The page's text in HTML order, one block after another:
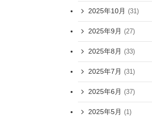
2025年10月 (31)
2025年9月 (27)
2025年8月 (33)
2025年7月 (31)
2025年6月 (37)
2025年5月 (1)